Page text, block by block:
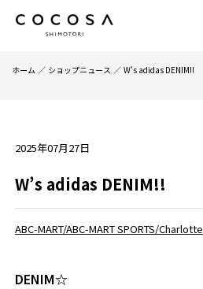
ホーム ショップニュース W’s adidas DENIM!!
2025年07月27日
W’s adidas DENIM!!
ABC-MART/ABC-MART SPORTS/Charlotte
DENIM☆